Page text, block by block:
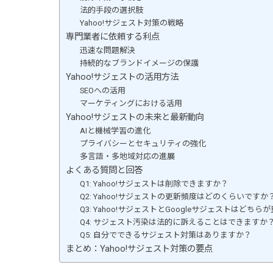
法的手段の選択肢
Yahoo!サジェスト対策の戦略
専門業者に依頼する利点
迅速な問題解決
持続的なブランドイメージの保護
Yahoo!サジェストの活用方法
SEOへの活用
マーケティングにおける活用
Yahoo!サジェストの未来と最新動向
AIと機械学習の進化
プライバシーとセキュリティの強化
多言語・多地域対応の進展
よくある質問と回答
Q1: Yahoo!サジェストは削除できますか？
Q2: Yahoo!サジェストの更新頻度はどのくらいですか？
Q3: Yahoo!サジェストとGoogleサジェストはどちらが
Q4: サジェスト汚染は法的に訴えることはできますか？
Q5: 自分でできるサジェスト対策はありますか？
まとめ：Yahoo!サジェスト対策の要点